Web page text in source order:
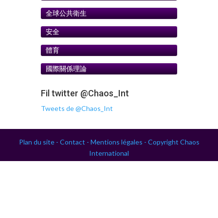
全球公共衛生
安全
體育
國際關係理論
Fil twitter @Chaos_Int
Tweets de @Chaos_Int
Plan du site - Contact - Mentions légales - Copyright Chaos
International